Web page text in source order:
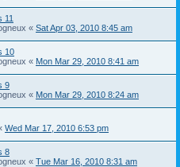
11
« Sat Apr 03, 2010 8:45 am
10
« Mon Mar 29, 2010 8:41 am
9
« Mon Mar 29, 2010 8:24 am
Wed Mar 17, 2010 6:53 pm
8
« Tue Mar 16, 2010 8:31 am